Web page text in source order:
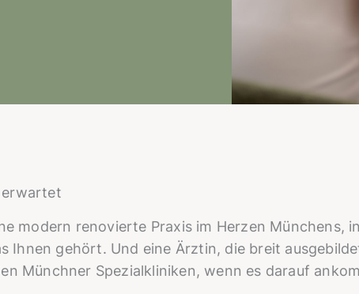
erwartet
modern renovierte Praxis im Herzen Münchens,
Ihnen gehört. Und eine Ärztin, die breit
Münchner Spezialkliniken, wenn es darauf